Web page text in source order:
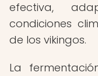
efectiva,
condiciones
de los vikingos.
La